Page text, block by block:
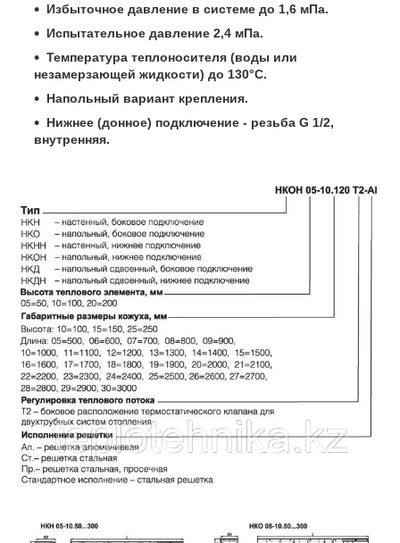
Избыточное давление в системе до 1,6 мПа.
Испытательное давление 2,4 мПа.
Температура теплоносителя (воды или
незамерзающей жидкости) до 130°C.
Напольный вариант крепления.
Нижнее (донное) подключение - резьба G 1/2,
внутренняя.